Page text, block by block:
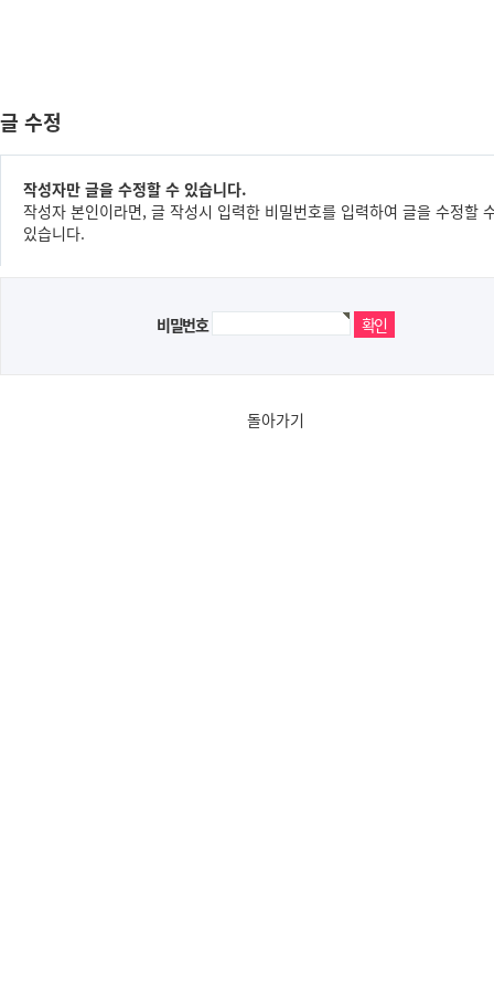
글 수정
작성자만 글을 수정할 수 있습니다.
작성자 본인이라면, 글 작성시 입력한 비밀번호를 입력하여 글을 수정할
있습니다.
비밀번호
돌아가기